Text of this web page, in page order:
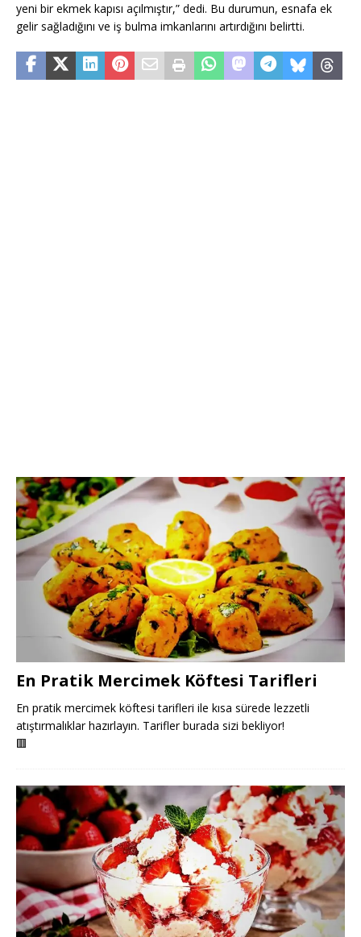
yeni bir ekmek kapısı açılmıştır,” dedi. Bu durumun, esnafa ek
gelir sağladığını ve iş bulma imkanlarını artırdığını belirtti.
En Pratik Mercimek Köftesi Tarifleri
En pratik mercimek köftesi tarifleri ile kısa sürede lezzetli
atıştırmalıklar hazırlayın. Tarifler burada sizi bekliyor!
🟥